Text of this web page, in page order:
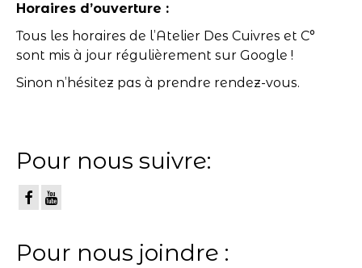
Horaires d’ouverture :
Tous les horaires de l’Atelier Des Cuivres et C°
sont mis à jour régulièrement sur Google !
Sinon n’hésitez pas à prendre rendez-vous.
Pour nous suivre:
Pour nous joindre :